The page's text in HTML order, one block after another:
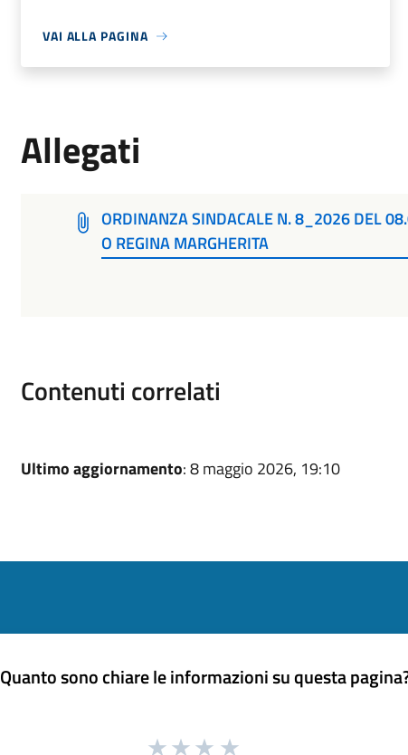
VAI ALLA PAGINA
Allegati
ORDINANZA SINDACALE N. 8_2026 DEL
O REGINA MARGHERITA
Contenuti correlati
Ultimo aggiornamento: 8 maggio 2026, 19:10
Quanto sono chiare le informazioni su questa